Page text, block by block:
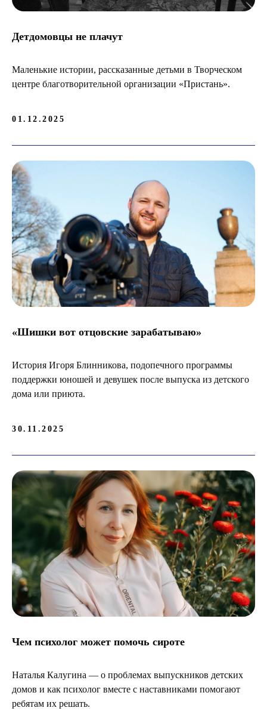
Детдомовцы не плачут
Маленькие истории, рассказанные детьми в Творческом
центре благотворительной организации «Пристань».
01.12.2025
«Шишки вот отцовские зарабатываю»
История Игоря Блинникова, подопечного программы
поддержки юношей и девушек после выпуска из детского
дома или приюта.
30.11.2025
Чем психолог может помочь сироте
Наталья Калугина — о проблемах выпускников детских
домов и как психолог вместе с наставниками помогают
ребятам их решать.